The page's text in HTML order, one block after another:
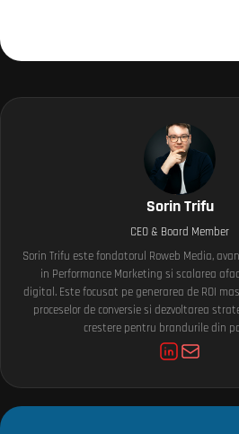
Sorin Trifu
CEO & Board Member
Sorin Trifu este fondatorul Roweb Media,
in Performance Marketing si scalarea
digital. Este focusat pe generarea de ROI
proceselor de conversie si dezvoltarea
crestere pentru brandurile din